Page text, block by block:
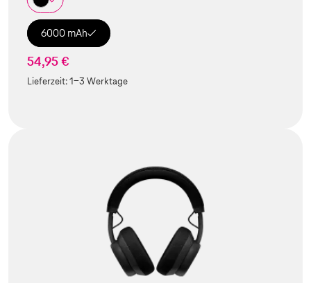
6000 mAh
54,95 €
Lieferzeit:1-3 Werktage